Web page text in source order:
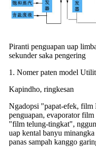
Piranti penguapan uap
sekunder saka pengering
1. Nomer paten model
Kapindho, ringkesan
Ngadopsi "papat-efek, film
penguapan, evaporator
"film telung-tingkat",
uap kental banyu
panas sampah kanggo